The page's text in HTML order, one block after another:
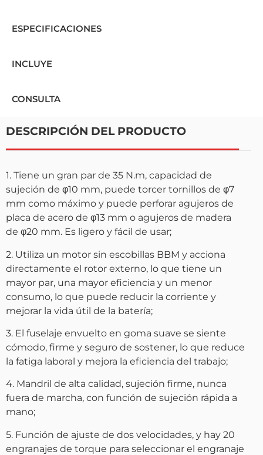
ESPECIFICACIONES
INCLUYE
CONSULTA
DESCRIPCIÓN DEL PRODUCTO
1. Tiene un gran par de 35 N.m, capacidad de
sujeción de φ10 mm, puede torcer tornillos de φ7
mm como máximo y puede perforar agujeros de
placa de acero de φ13 mm o agujeros de madera
de φ20 mm. Es ligero y fácil de usar;
2. Utiliza un motor sin escobillas BBM y acciona
directamente el rotor externo, lo que tiene un
mayor par, una mayor eficiencia y un menor
consumo, lo que puede reducir la corriente y
mejorar la vida útil de la batería;
3. El fuselaje envuelto en goma suave se siente
cómodo, firme y seguro de sostener, lo que reduce
la fatiga laboral y mejora la eficiencia del trabajo;
4. Mandril de alta calidad, sujeción firme, nunca
fuera de marcha, con función de sujeción rápida a
mano;
5. Función de ajuste de dos velocidades, y hay 20
engranajes de torque para seleccionar el engranaje